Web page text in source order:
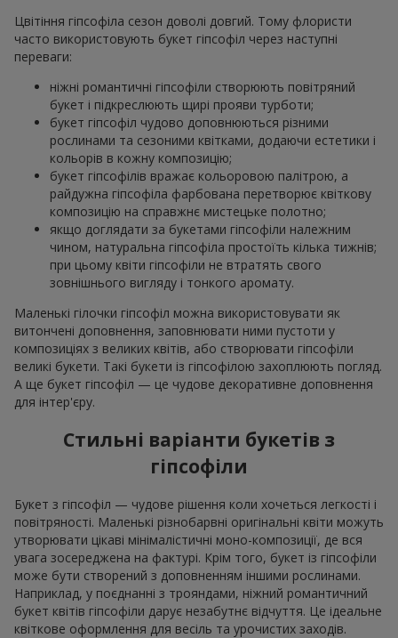
Цвітіння гіпсофіла сезон доволі довгий. Тому флористи
часто використовують букет гіпсофіл через наступні
переваги:
ніжні романтичні гіпсофіли створюють повітряний
букет і підкреслюють щирі прояви турботи;
букет гіпсофіл чудово доповнюються різними
рослинами та сезоними квітками, додаючи естетики і
кольорів в кожну композицію;
букет гіпсофілів вражає кольоровою палітрою, а
райдужна гіпсофіла фарбована перетворює квіткову
композицію на справжнє мистецьке полотно;
якщо доглядати за букетами гіпсофіли належним
чином, натуральна гіпсофіла простоїть кілька тижнів;
при цьому квіти гіпсофіли не втратять свого
зовнішнього вигляду і тонкого аромату.
Маленькі гілочки гіпсофіл можна використовувати як
витончені доповнення, заповнювати ними пустоти у
композиціях з великих квітів, або створювати гіпсофіли
великі букети. Такі букети із гіпсофілою захоплюють погляд.
А ще букет гіпсофіл — це чудове декоративне доповнення
для інтер'єру.
Стильні варіанти букетів з
гіпсофіли
Букет з гіпсофіл — чудове рішення коли хочеться легкості і
повітряності. Маленькі різнобарвні оригінальні квіти можуть
утворювати цікаві мінімалістичні моно-композиції, де вся
увага зосереджена на фактурі. Крім того, букет із гіпсофіли
може бути створений з доповненням іншими рослинами.
Наприклад, у поєднанні з трояндами, ніжний романтичний
букет квітів гіпсофіли дарує незабутнє відчуття. Це ідеальне
квіткове оформлення для весіль та урочистих заходів.